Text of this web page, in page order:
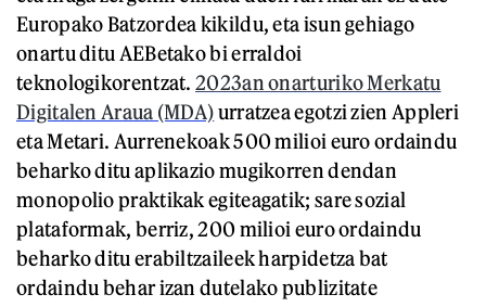
Europako Batzordea kikildu, eta isun gehiago
onartu ditu AEBetako bi erraldoi
teknologikorentzat.2023an onarturiko Merkatu
Digitalen Araua (MDA)urratzea egotzi zien Appleri
eta Metari. Aurrenekoak 500 milioi euro ordaindu
beharko ditu aplikazio mugikorren dendan
monopolio praktikak egiteagatik; sare sozial
plataformak, berriz, 200 milioi euro ordaindu
beharko ditu erabiltzaileek harpidetza bat
ordaindu behar izan dutelako publizitate